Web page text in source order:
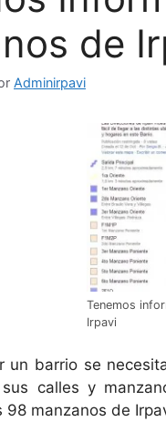
de
Adminirpavi
Tenemos
Irpavi
un barrio se
calles y
98 manzanos de